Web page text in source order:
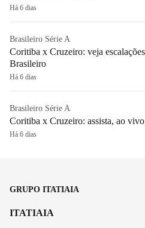
Há 6 dias
Brasileiro Série A
Coritiba x Cruzeiro: veja
Brasileiro
Há 6 dias
Brasileiro Série A
Coritiba x Cruzeiro: assista, ao
Há 6 dias
GRUPO ITATIAIA
ITATIAIA